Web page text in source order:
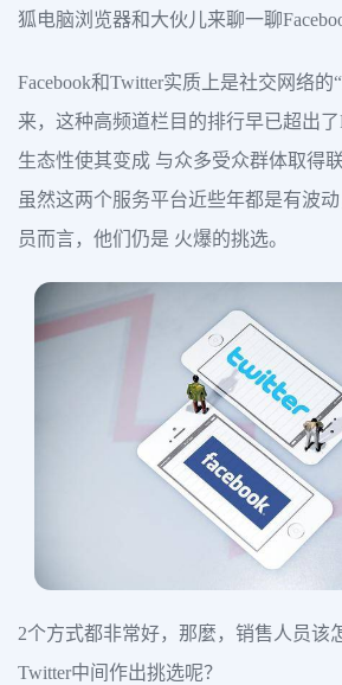
狐电脑浏览器和大伙儿来聊一聊
Facebook和Twitter实质上是社交网络的
来，这种高频道栏目的排行早已超出了
生态性使其变成 与众多受众群体取得
虽然这两个服务平台近些年都是有波
员而言，他们仍是 火爆的挑选。
2个方式都非常好，那麼，销售人员该
Twitter中间作出挑选呢？